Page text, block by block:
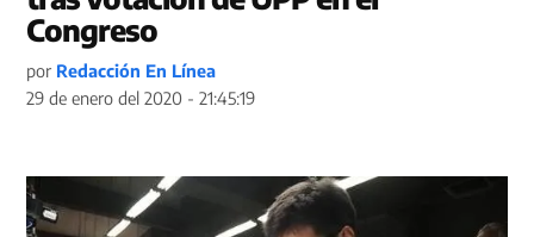
Congreso
por Redacción En Línea
29 de enero del 2020 - 21:45:19